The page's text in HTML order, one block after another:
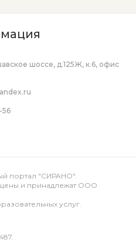
шоссе, д.125Ж, к.6, офис
56
портал "СИРАНО".
и принадлежат ООО
услуг.